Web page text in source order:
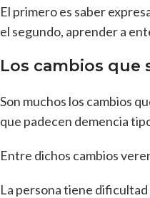
El primero es saber
el segundo, aprender a
Los cambios que
Son muchos los cambios
que padecen demencia
Entre dichos cambios
La persona tiene